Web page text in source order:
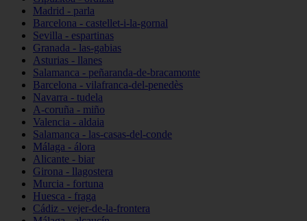
Madrid - parla
Barcelona - castellet-i-la-gornal
Sevilla - espartinas
Granada - las-gabias
Asturias - llanes
Salamanca - peñaranda-de-bracamonte
Barcelona - vilafranca-del-penedès
Navarra - tudela
A-coruña - miño
Valencia - aldaia
Salamanca - las-casas-del-conde
Málaga - álora
Alicante - biar
Girona - llagostera
Murcia - fortuna
Huesca - fraga
Cádiz - vejer-de-la-frontera